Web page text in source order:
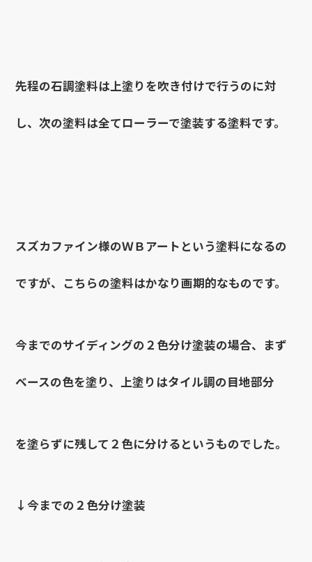
先程の石調塗料は上塗りを吹き付けで行うのに対
し、次の塗料は全てローラーで塗装する塗料です。
スズカファイン様のＷＢアートという塗料になるの
ですが、こちらの塗料はかなり画期的なものです。
今までのサイディングの２色分け塗装の場合、まず
ベースの色を塗り、上塗りはタイル調の目地部分
を塗らずに残して２色に分けるというものでした。
↓今までの２色分け塗装